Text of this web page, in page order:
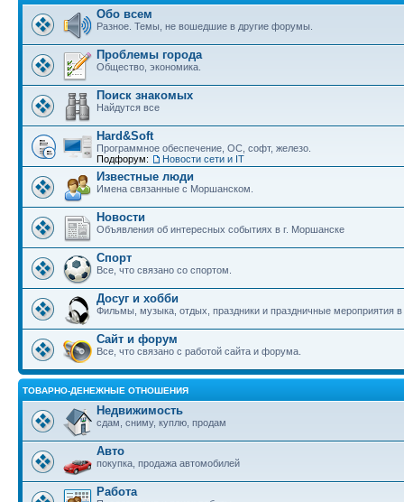
Обо всем
Разное. Темы, не вошедшие в другие форумы.
Проблемы города
Общество, экономика.
Поиск знакомых
Найдутся все
Hard&Soft
Программное обеспечение, ОС, софт, железо.
Подфорум:
Новости сети и IT
Известные люди
Имена связанные с Моршанском.
Новости
Объявления об интересных событиях в г. Моршанске
Спорт
Все, что связано со спортом.
Досуг и хобби
Фильмы, музыка, отдых, праздники и праздничные мероприятия
Сайт и форум
Все, что связано с работой сайта и форума.
ТОВАРНО-ДЕНЕЖНЫЕ ОТНОШЕНИЯ
Недвижимость
сдам, сниму, куплю, продам
Авто
покупка, продажа автомобилей
Работа